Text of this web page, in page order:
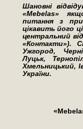
Шановні
«Mebelas»
питання з
цікавить його
центральний
«Контакти»).
Ужгород,
Луцьк,
Хмельницький,
України.